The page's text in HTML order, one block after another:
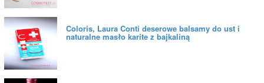
Coloris, Laura Conti deserowe balsamy do ust i
naturalne masło karite z bajkaliną